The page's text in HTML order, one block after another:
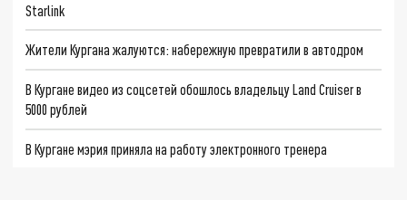
Starlink
Жители Кургана жалуются: набережную превратили в автодром
В Кургане видео из соцсетей обошлось владельцу Land Cruiser в
5000 рублей
В Кургане мэрия приняла на работу электронного тренера